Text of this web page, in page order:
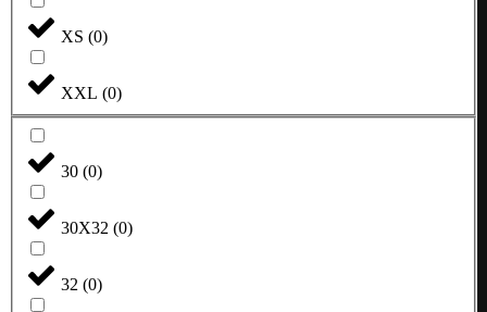
XS (0)
XXL (0)
30 (0)
30X32 (0)
32 (0)